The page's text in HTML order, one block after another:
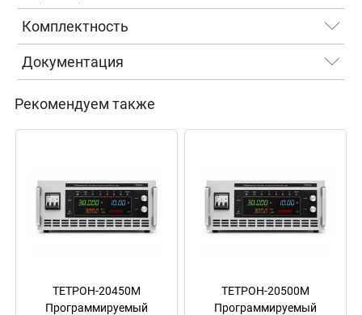
Комплектность
Документация
Рекомендуем также
ТЕТРОН-20450М
Программируемый
ТЕТРОН-20500М
Программируемый